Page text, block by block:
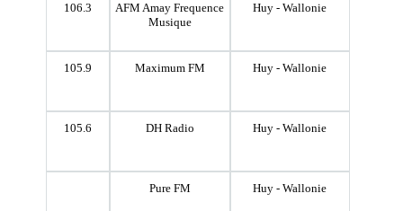
106.3
AFM Amay Frequence
Musique
Huy - Wallonie
105.9 Maximum FM Huy - Wallonie
105.6 DH Radio Huy - Wallonie
Pure FM Huy - Wallonie